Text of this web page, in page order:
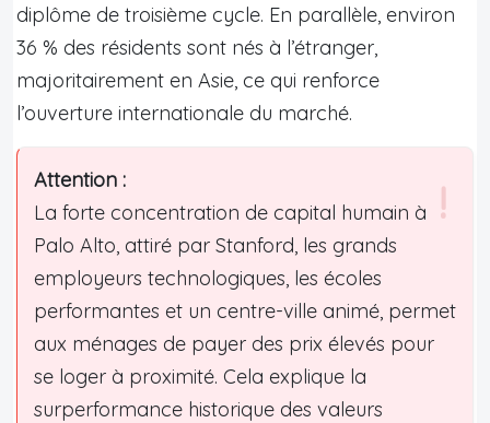
diplôme de troisième cycle. En parallèle, environ
36 % des résidents sont nés à l’étranger,
majoritairement en Asie, ce qui renforce
l’ouverture internationale du marché.
Attention :
La forte concentration de capital humain à
Palo Alto, attiré par Stanford, les grands
employeurs technologiques, les écoles
performantes et un centre-ville animé, permet
aux ménages de payer des prix élevés pour
se loger à proximité. Cela explique la
surperformance historique des valeurs